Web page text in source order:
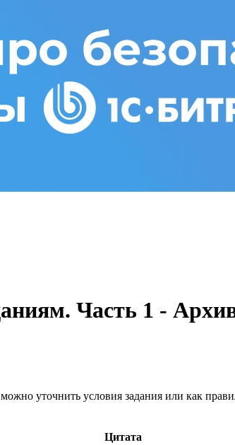
Часть 1 -
уточнить условия задания или как
Цитата